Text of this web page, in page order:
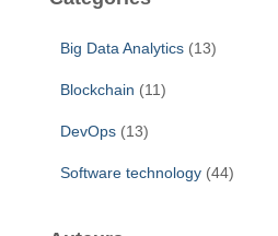
r
Big Data Analytics (13)
Blockchain (11)
DevOps (13)
Software technology (44)